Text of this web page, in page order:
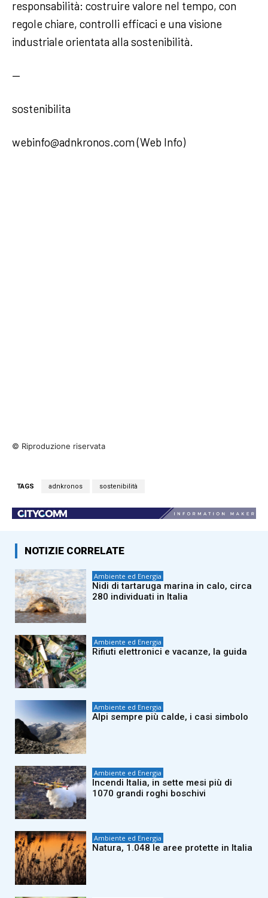
responsabilità: costruire valore nel tempo, con
regole chiare, controlli efficaci e una visione
industriale orientata alla sostenibilità.
—
sostenibilita
webinfo@adnkronos.com (Web Info)
© Riproduzione riservata
TAGS adnkronos sostenibilità
NOTIZIE CORRELATE
Ambiente ed Energia
Nidi di tartaruga marina in calo, circa
280 individuati in Italia
Ambiente ed Energia
Rifiuti elettronici e vacanze, la guida
Ambiente ed Energia
Alpi sempre più calde, i casi simbolo
Ambiente ed Energia
Incendi Italia, in sette mesi più di
1070 grandi roghi boschivi
Ambiente ed Energia
Natura, 1.048 le aree protette in Italia